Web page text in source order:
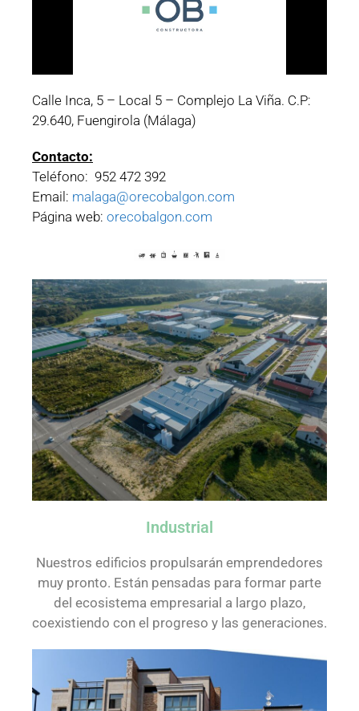
Calle Inca, 5 – Local 5 – Complejo La Viña. C.P:
29.640, Fuengirola (Málaga)
Contacto:
Teléfono: 952 472 392
Email: malaga@orecobalgon.com
Página web: orecobalgon.com
Industrial
Nuestros edificios propulsarán emprendedores
muy pronto. Están pensadas para formar parte
del ecosistema empresarial a largo plazo,
coexistiendo con el progreso y las generaciones.